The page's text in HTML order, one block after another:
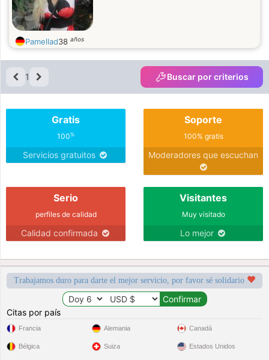
Pamellad38 años
1 Buscar por criterios
Gratis
100%
Servicios gratuitos
Soporte
100% gratis
Moderadores que escuchan
Serio
perfiles de calidad
Calidad confirmada
Visitantes
Muy visitado
Lo mejor
Trabajamos duro para darte el mejor servicio, por favor sé solidario
Citas por país
Francia
Bélgica
Alemania
Suiza
Canadá
Estados Unidos